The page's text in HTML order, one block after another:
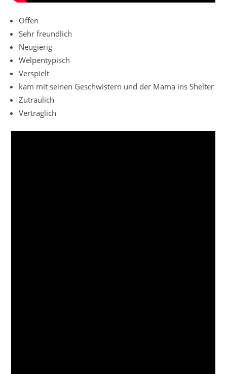
Offen
Sehr freundlich
Neugierig
Welpentypisch
Verspielt
kam mit seinen Geschwistern und der Mama ins Shelter
Zutraulich
Verträglich